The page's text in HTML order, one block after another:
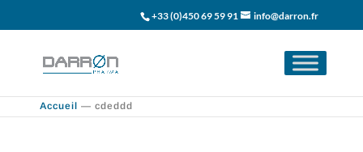
+33 (0)450 69 59 91 info@darron.fr
Accueil — cdeddd